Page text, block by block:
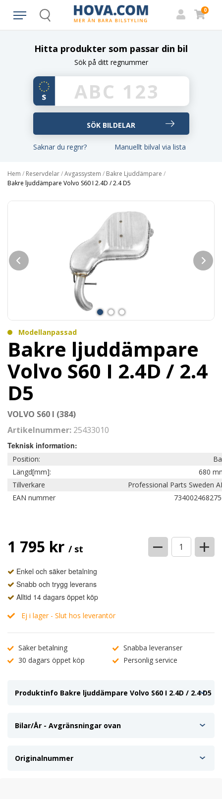
Search
0
Hitta produkter som passar din bil
Sök på ditt regnummer
Saknar du regnr? Manuellt bilval via lista
Hem / Reservdelar/Avgassystem / Bakre Ljuddämpare /
Bakre ljuddämpare Volvo S60 I 2.4D / 2.4 D5
Modellanpassad
Bakre ljuddämpare
Volvo S60 I 2.4D / 2.4
D5
VOLVO S60 I (384)
Artikelnummer: 25433010
Teknisk information:
Position:
Längd[mm]:
680
Tillverkare
Professional Parts Sweden
EAN nummer
1 795 kr / st − +
Enkel och säker betalning
Snabb och trygg leverans
Alltid 14 dagars öppet köp
Ej i lager - Slut hos leverantör
Säker betalning
Snabba leveranser
30 dagars öppet köp
Personlig service
Produktinfo Bakre ljuddämpare Volvo S60 I 2.4D / 2.4 D5
Bilar/År - Avgränsningar ovan
Originalnummer